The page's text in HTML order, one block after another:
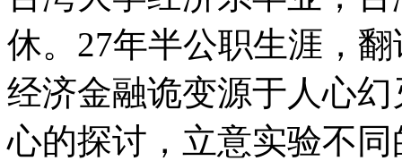
休。27年半公职生涯，
经济金融诡变源于人心
心的探讨，立意实验不